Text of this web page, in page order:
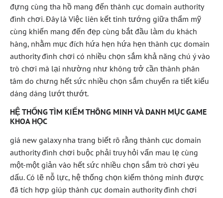
đựng cùng tha hồ mang đến thành cục domain authority
đình chơi. Đây là Việc liên kết tinh tướng giữa thẩm mỹ
cùng khiến mang đến đẹp cùng bắt đầu làm du khách
hàng, nhằm mục đích hứa hẹn hứa hẹn thành cục domain
authority đình chơi có nhiều chọn sắm khả năng chú ý vào
trò chơi mà lại nhường như không trở cần thành phân
tâm do chưng hết sức nhiều chọn sắm chuyển ra tiết kiểu
dáng dáng lướt thướt.
HỆ THỐNG TÌM KIẾM THÔNG MINH VÀ DANH MỤC GAME
KHOA HỌC
giá new galaxy nha trang biết rõ rằng thành cục domain
authority đình chơi buộc phải truy hỏi vấn mau lẹ cùng
một-một giản vào hết sức nhiều chọn sắm trò chơi yêu
dấu. Có lẽ nỗ lực, hệ thống chọn kiếm thông minh được
đã tích hợp giúp thành cục domain authority đình chơi